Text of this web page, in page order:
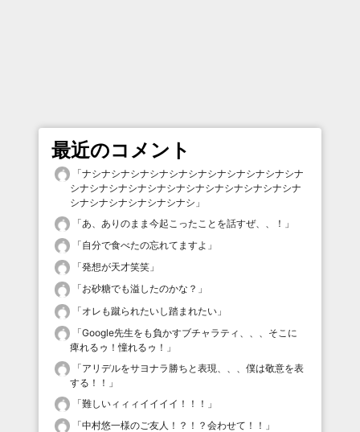
最近のコメント
「ナシナシナシナシナシナシナシナシナシナシナシナ
シナシナシナシナシナシナシナシナシナシナシナシナ
シナシナシナシナシナシナシ 」
「あ、ありのまま今起こったことを話すぜ、、！ 」
「自分で食べたの忘れてますよ 」
「発想が天才笑笑 」
「お砂糖でも溢したのかな？ 」
「オレも蹴られたいし踏まれたい 」
「Google先生をも負かすブチャラティ、、、そこに
痺れるゥ！憧れるゥ！ 」
「アリデルをサヨナラ勝ちと表現、、、僕は敬意を表
する！！ 」
「難しいィィィイイイイ！！！ 」
「中村悠一様のご友人！？！？会わせて！！ 」